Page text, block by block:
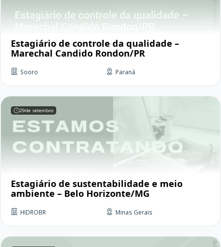
Estagiário de controle da qualidade –
Marechal Candido Rondon/PR
Sooro Paraná
29de setembro
Estagiário de sustentabilidade e meio
ambiente – Belo Horizonte/MG
HIDROBR Minas Gerais